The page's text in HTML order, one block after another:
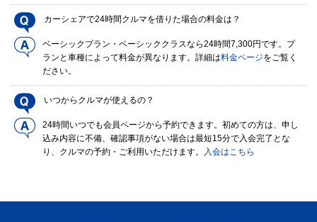
カーシェアで24時間クルマを借りた場合の料金は？
ベーシックプラン・ベーシッククラスなら24時間7,300円です。プ
ランと車種によって料金が異なります。詳細は料金ページをご覧く
ださい。
いつからクルマが使えるの？
24時間いつでも会員ページから予約できます。初めての方は、申し
込み内容に不備、確認事項がない場合は最短15分で入会完了とな
り、クルマの予約・ご利用いただけます。
入会はこちら